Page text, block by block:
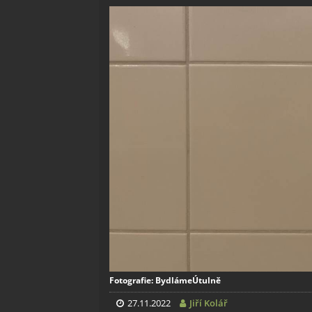
Fotografie: BydlámeÚtulně
27.11.2022 Jiří Kolář